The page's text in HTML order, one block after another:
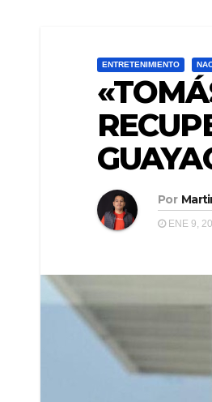
ENTRETENIMIENTO
Por
ENE 9,